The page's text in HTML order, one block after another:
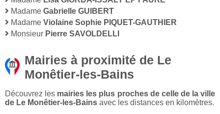
Madame Gabrielle GUIBERT
Madame Violaine Sophie PIQUET-GAUTHIER
Monsieur Pierre SAVOLDELLI
Mairies à proximité de Le
Monêtier-les-Bains
Découvrez les mairies les plus proches de celle de la ville
de Le Monêtier-les-Bains avec les distances en kilomètres.